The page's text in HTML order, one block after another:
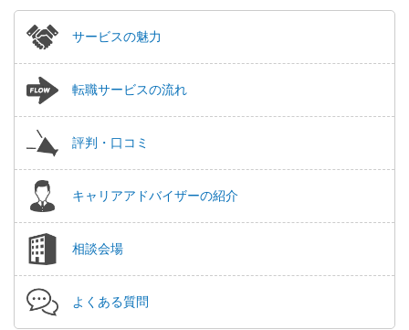
サービスの魅力
転職サービスの流れ
評判・口コミ
キャリアアドバイザーの紹介
相談会場
よくある質問